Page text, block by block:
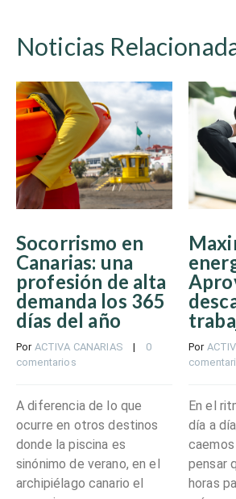
Noticias
Socorrismo en
Canarias: una
profesión de alta
demanda los 365
días del año
Por ACTIVA CANARIAS
    |
0
comentarios
A diferencia de lo que
ocurre en otros destinos
donde la piscina es
sinónimo de verano, en el
archipiélago canario el
Por
En el
día a
pensar
horas